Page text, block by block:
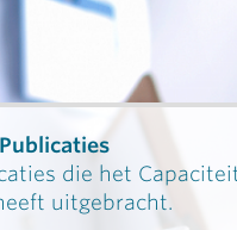
Publicaties
die het
uitgebracht.